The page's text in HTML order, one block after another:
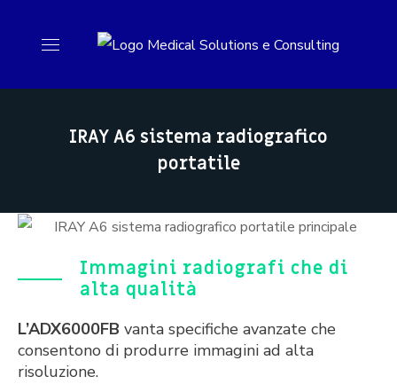
IRAY A6 sistema radiografico
portatile
Immagini radiografi che di
alta qualità
L’ADX6000FB vanta specifiche avanzate che
consentono di produrre immagini ad alta
risoluzione.